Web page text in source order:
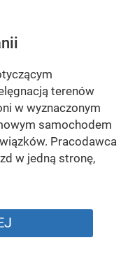
terenów
w wyznaczonym
samochodem
Pracodawca
w jedną stronę,